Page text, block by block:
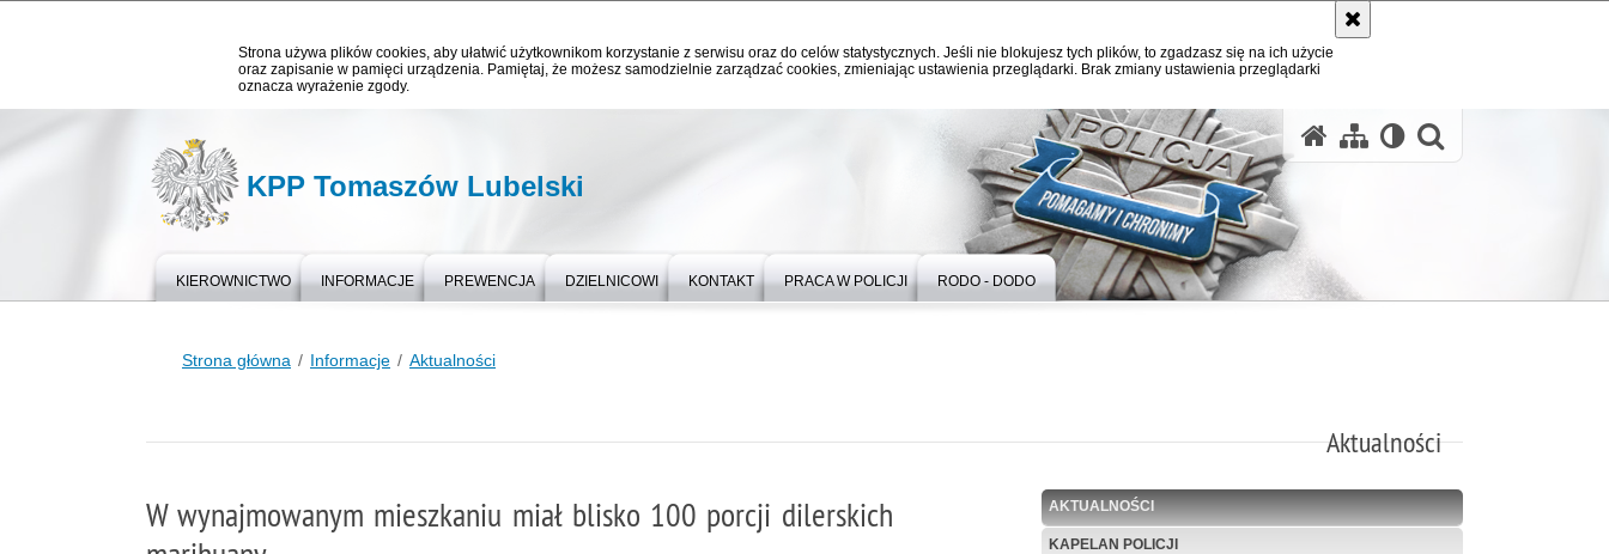
Strona używa plików cookies, aby ułatwić użytkownikom korzystanie z serwisu oraz do celów statystycznych. Jeśli nie blokujesz tych plików, to zgadzasz się na ich użycie
oraz zapisanie w pamięci urządzenia. Pamiętaj, że możesz samodzielnie zarządzać cookies, zmieniając ustawienia przeglądarki. Brak zmiany ustawienia przeglądarki
oznacza wyrażenie zgody.
KPP Tomaszów Lubelski
KIEROWNICTWO INFORMACJE PREWENCJA DZIELNICOWI KONTAKT PRACA W POLICJI RODO - DODO
Strona główna Informacje Aktualności
Aktualności
W wynajmowanym mieszkaniu miał blisko 100 porcji dilerskich
AKTUALNOŚCI
KAPELAN POLICJI